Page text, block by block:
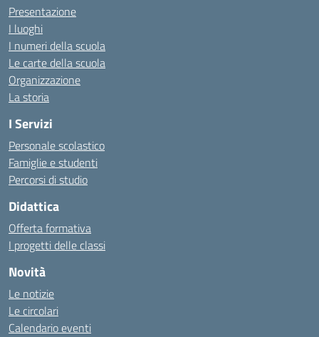
Presentazione
I luoghi
I numeri della scuola
Le carte della scuola
Organizzazione
La storia
I Servizi
Personale scolastico
Famiglie e studenti
Percorsi di studio
Didattica
Offerta formativa
I progetti delle classi
Novità
Le notizie
Le circolari
Calendario eventi